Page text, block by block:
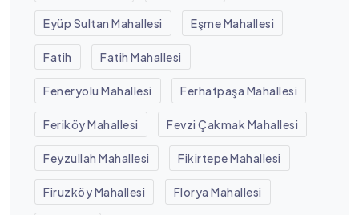
Eyüp Sultan Mahallesi Eşme Mahallesi
Fatih Fatih Mahallesi
Feneryolu Mahallesi Ferhatpaşa Mahallesi
Feriköy Mahallesi Fevzi Çakmak Mahallesi
Feyzullah Mahallesi Fikirtepe Mahallesi
Firuzköy Mahallesi Florya Mahallesi